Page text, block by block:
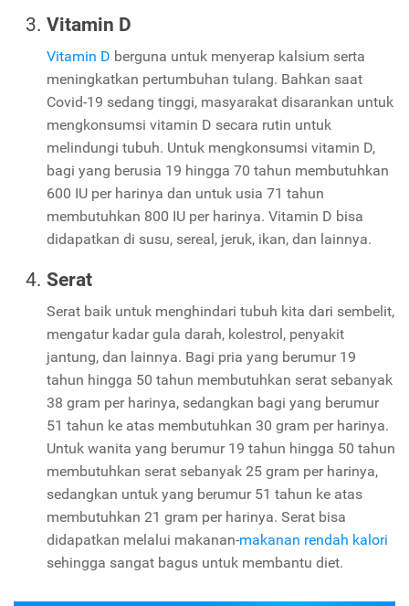
Vitamin D
Vitamin D berguna untuk menyerap kalsium serta
meningkatkan pertumbuhan tulang. Bahkan saat
Covid-19 sedang tinggi, masyarakat disarankan untuk
mengkonsumsi vitamin D secara rutin untuk
melindungi tubuh. Untuk mengkonsumsi vitamin D,
bagi yang berusia 19 hingga 70 tahun membutuhkan
600 IU per harinya dan untuk usia 71 tahun
membutuhkan 800 IU per harinya. Vitamin D bisa
didapatkan di susu, sereal, jeruk, ikan, dan lainnya.
Serat
Serat baik untuk menghindari tubuh kita dari sembelit,
mengatur kadar gula darah, kolestrol, penyakit
jantung, dan lainnya. Bagi pria yang berumur 19
tahun hingga 50 tahun membutuhkan serat sebanyak
38 gram per harinya, sedangkan bagi yang berumur
51 tahun ke atas membutuhkan 30 gram per harinya.
Untuk wanita yang berumur 19 tahun hingga 50 tahun
membutuhkan serat sebanyak 25 gram per harinya,
sedangkan untuk yang berumur 51 tahun ke atas
membutuhkan 21 gram per harinya. Serat bisa
didapatkan melalui makanan-makanan rendah kalori
sehingga sangat bagus untuk membantu diet.